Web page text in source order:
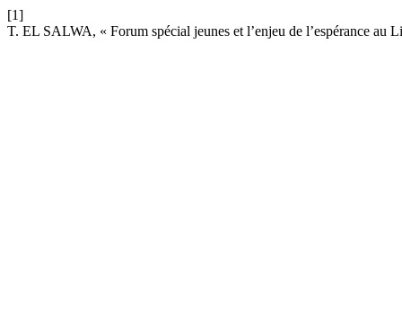
[1]
T. EL SALWA, « Forum spécial jeunes et l’enjeu de l’espérance au